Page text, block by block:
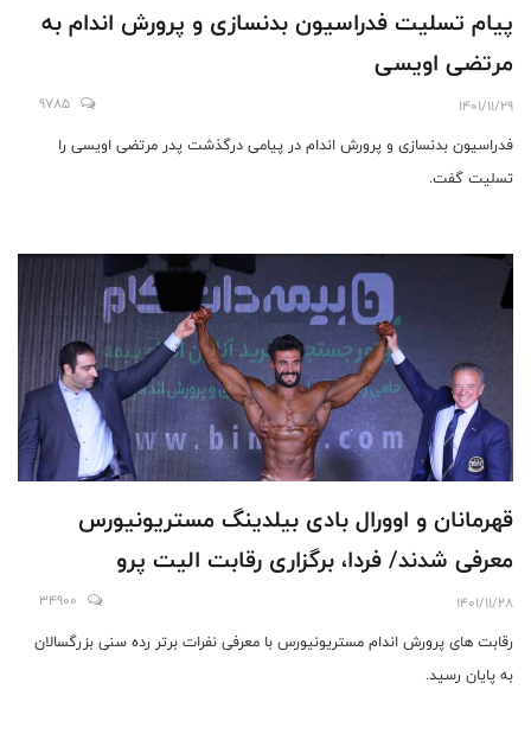
پیام تسلیت فدراسیون بدنسازی و پرورش اندام به
مرتضی اویسی
1401/11/29
9785
فدراسیون بدنسازی و پرورش اندام در پیامی درگذشت پدر مرتضی اویسی را
تسلیت گفت.
قهرمانان و اوورال بادی بیلدینگ مستریونیورس
معرفی شدند/ فردا، برگزاری رقابت الیت پرو
1401/11/28
34900
رقابت های پرورش اندام مستریونیورس با معرفی نفرات برتر رده سنی بزرگسالان
به پایان رسید.